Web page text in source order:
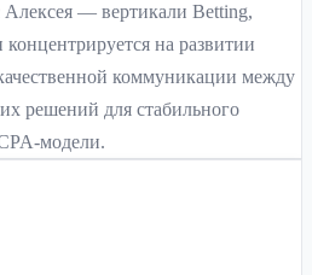
— вертикали Betting,
на развитии
коммуникации между
решений для стабильного
модели.